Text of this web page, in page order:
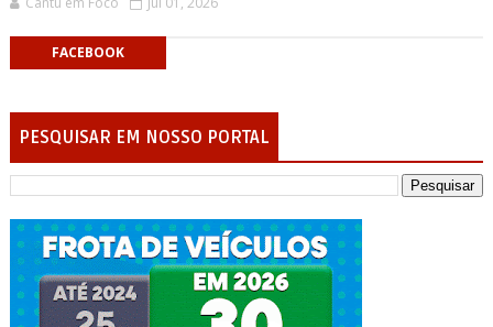
FACEBOOK
PESQUISAR EM NOSSO PORTAL